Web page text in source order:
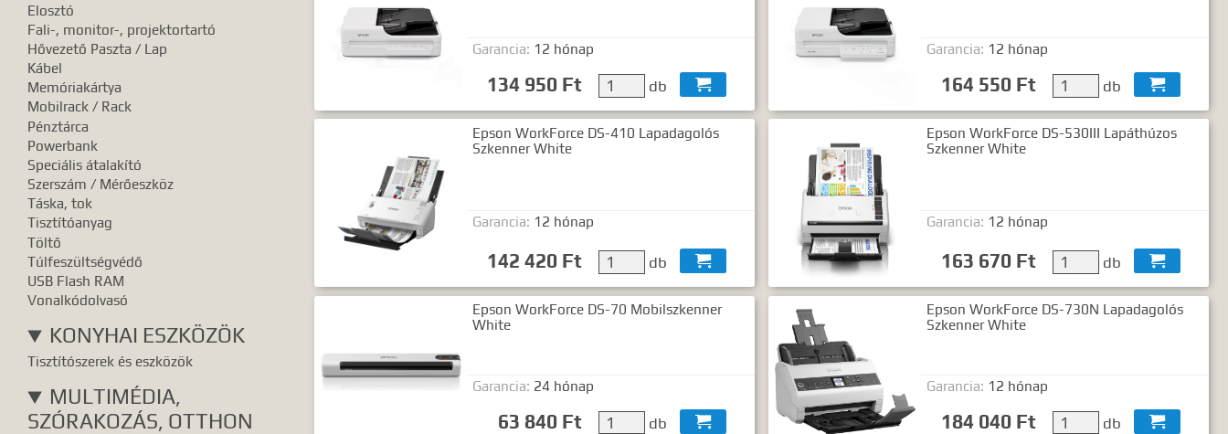
Elosztó
Fali-, monitor-, projektortartó
Hővezető Paszta / Lap
Kábel
Memóriakártya
Mobilrack / Rack
Pénztárca
Powerbank
Speciális átalakító
Szerszám / Mérőeszköz
Táska, tok
Tisztítóanyag
Töltő
Túlfeszültségvédő
USB Flash RAM
Vonalkódolvasó
KONYHAI ESZKÖZÖK
Tisztítószerek és eszközök
MULTIMÉDIA,
SZÓRAKOZÁS, OTTHON
Garancia: 12 hónap
134 950 Ft db 
Garancia: 12 hónap
164 550 Ft db 
Epson WorkForce DS-410 Lapadagolós
Szkenner White
Garancia: 12 hónap
142 420 Ft db 
Epson WorkForce DS-530III Lapáthúzos
Szkenner White
Garancia: 12 hónap
163 670 Ft db 
Epson WorkForce DS-70 Mobilszkenner
White
Garancia: 24 hónap
63 840 Ft db 
Epson WorkForce DS-730N Lapadagolós
Szkenner White
Garancia: 12 hónap
184 040 Ft db 